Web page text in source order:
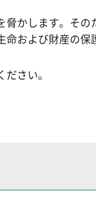
かします。そ
および財産の
さい。